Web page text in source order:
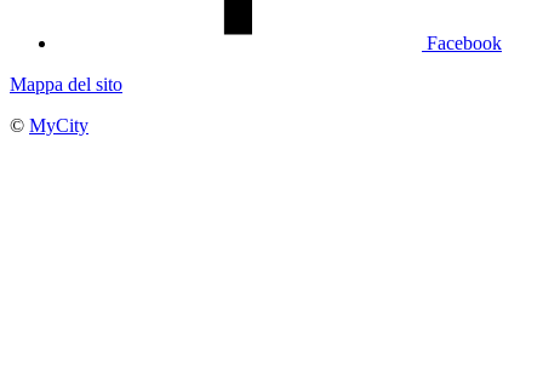
Facebook
Mappa del sito
© MyCity